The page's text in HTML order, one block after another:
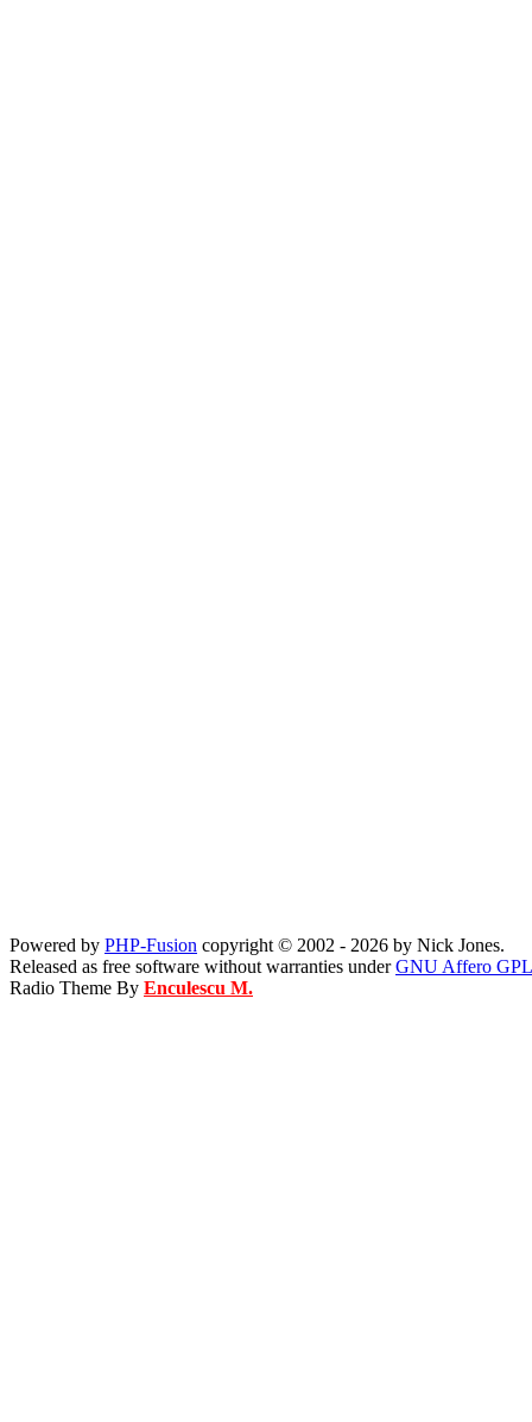
Powered by PHP-Fusion copyright © 2002 - 2026 by Nick Jones.
Released as free software without warranties underGNU Affero GPL
Radio Theme By Enculescu M.